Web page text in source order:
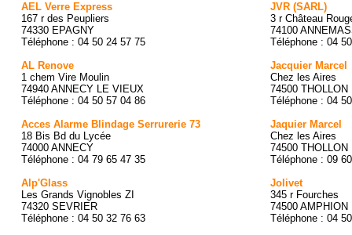
AEL Verre Express
167 r des Peupliers
74330 EPAGNY
Téléphone : 04 50 24 57 75
AL Renove
1 chem Vire Moulin
74940 ANNECY LE VIEUX
Téléphone : 04 50 57 04 86
Acces Alarme Blindage Serrurerie 73
18 Bis Bd du Lycée
74000 ANNECY
Téléphone : 04 79 65 47 35
Alp'Glass
Les Grands Vignobles ZI
74320 SEVRIER
Téléphone : 04 50 32 76 63
JVR (SARL)
3 r Château
74100
Téléphone : 04
Jacquier Marcel
Chez les Aires
74500
Téléphone : 04
Jaquier Marcel
Chez les Aires
74500
Téléphone : 09
Jolivet
345 r Fourches
74500
Téléphone : 04